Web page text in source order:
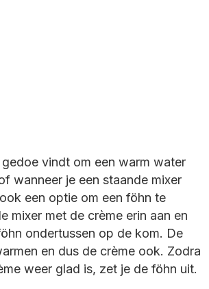
vindt om een warm water
wanneer je een staande mixer
een optie om een föhn te
mixer met de crème erin aan en
ondertussen op de kom. De
en dus de crème ook. Zodra
weer glad is, zet je de föhn uit.